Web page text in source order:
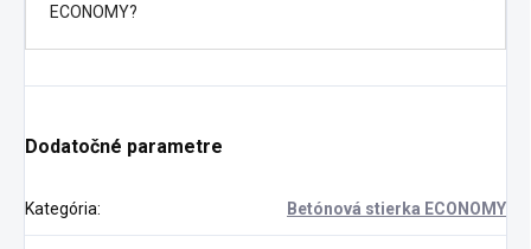
ECONOMY?
Dodatočné parametre
Kategória: Betónová stierka ECONOMY